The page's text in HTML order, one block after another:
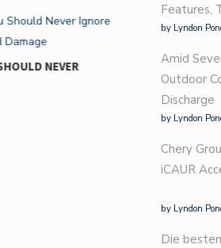
WHY HIRE
Features,
by Lyndon
Amid
Outdoor
Discharge
by Lyndon
Chery
iCAUR
by Lyndon
Die